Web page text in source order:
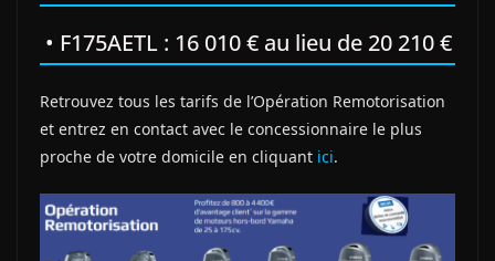
• F175AETL : 16 010 € au lieu de 20 210 €
Retrouvez tous les tarifs de l’Opération Remotorisation
et entrez en contact avec le concessionnaire le plus
proche de votre domicile en cliquant ici.